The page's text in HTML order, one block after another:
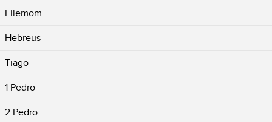
Filemom
Hebreus
Tiago
1 Pedro
2 Pedro